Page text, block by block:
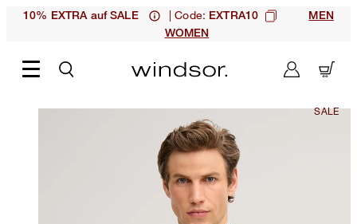
10% EXTRA auf SALE | Code: EXTRA10
MEN
WOMEN